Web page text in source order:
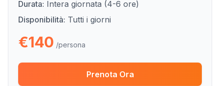
Durata: Intera giornata (4-6 ore)
Disponibilità: Tutti i giorni
€140 /persona
Prenota Ora